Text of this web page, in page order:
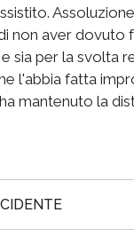
non aver dovuto
sia per la svolta
l'abbia fatta
mantenuto la